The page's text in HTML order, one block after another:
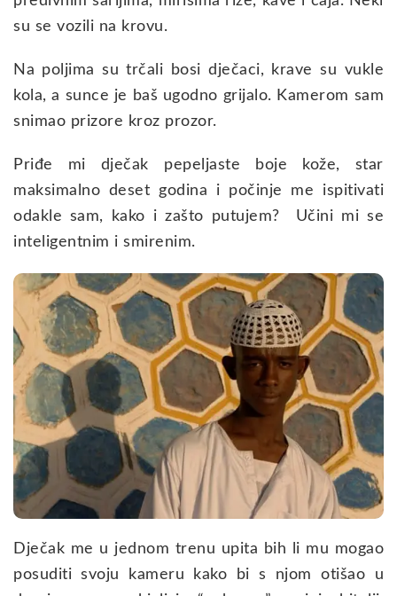
su se vozili na krovu.
Na poljima su trčali bosi dječaci, krave su vukle
kola, a sunce je baš ugodno grijalo. Kamerom sam
snimao prizore kroz prozor.
Priđe mi dječak pepeljaste boje kože, star
maksimalno deset godina i počinje me ispitivati
odakle sam, kako i zašto putujem? Učini mi se
inteligentnim i smirenim.
Dječak me u jednom trenu upita bih li mu mogao
posuditi svoju kameru kako bi s njom otišao u